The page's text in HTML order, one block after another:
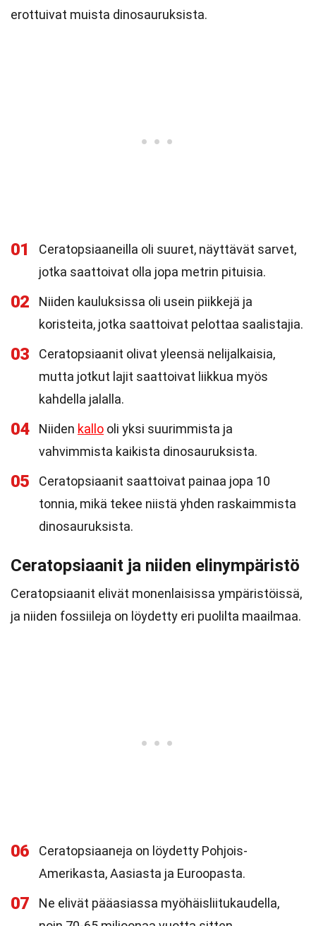
erottuivat muista dinosauruksista.
01
Ceratopsiaaneilla oli suuret, näyttävät sarvet,
jotka saattoivat olla jopa metrin pituisia.
02
Niiden kauluksissa oli usein piikkejä ja
koristeita, jotka saattoivat pelottaa saalistajia.
03
Ceratopsiaanit olivat yleensä nelijalkaisia,
mutta jotkut lajit saattoivat liikkua myös
kahdella jalalla.
04 Niiden kallo oli yksi suurimmista ja
vahvimmista kaikista dinosauruksista.
05
Ceratopsiaanit saattoivat painaa jopa 10
tonnia, mikä tekee niistä yhden raskaimmista
dinosauruksista.
Ceratopsiaanit ja niiden elinympäristö
Ceratopsiaanit elivät monenlaisissa ympäristöissä,
ja niiden fossiileja on löydetty eri puolilta maailmaa.
06
Ceratopsiaaneja on löydetty Pohjois-
Amerikasta, Aasiasta ja Euroopasta.
07
Ne elivät pääasiassa myöhäisliitukaudella,